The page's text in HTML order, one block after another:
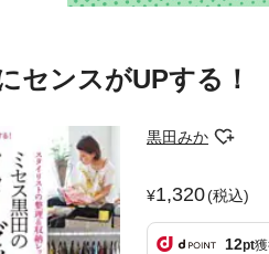
センスがUPする
黒田みか
1,320(税込)
12pt